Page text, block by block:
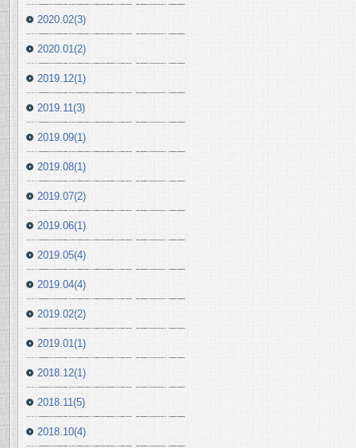
2020.02(3)
2020.01(2)
2019.12(1)
2019.11(3)
2019.09(1)
2019.08(1)
2019.07(2)
2019.06(1)
2019.05(4)
2019.04(4)
2019.02(2)
2019.01(1)
2018.12(1)
2018.11(5)
2018.10(4)